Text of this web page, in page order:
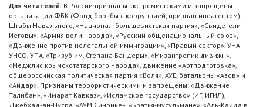
Для читателей: В России признаны экстремистскими и запрещены
организации ФБК (Фонд борьбы с коррупцией, признан иноагентом),
Штабы Навального, «Национал-большевистская партия», «Свидетели
Иеговы», «Армия воли народа», «Русский общенациональный союз»,
«Движение против нелегальной иммиграции», «Правый сектор», УНА-
УНСО, УПА, «Тризуб им. Степана Бандеры», «Мизантропик дивижн»,
«Меджлис крымскотатарского народа», движение «Артподготовка»,
общероссийская политическая партия «Воля», АУЕ, батальоны «Азов» и
«Айдар». Признаны террористическими и запрещены: «Движение
Талибан», «Имарат Кавказ», «Исламское государство» (ИГ, ИГИЛ),
Джебхад-ан-Нусра, «АУМ Синрике», «Братья-мусульмане», «Аль-Каида в